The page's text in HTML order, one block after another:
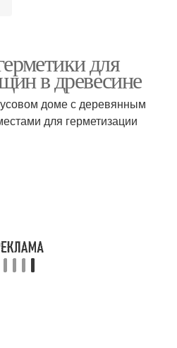
для
в древесине
доме с деревянным
для герметизации